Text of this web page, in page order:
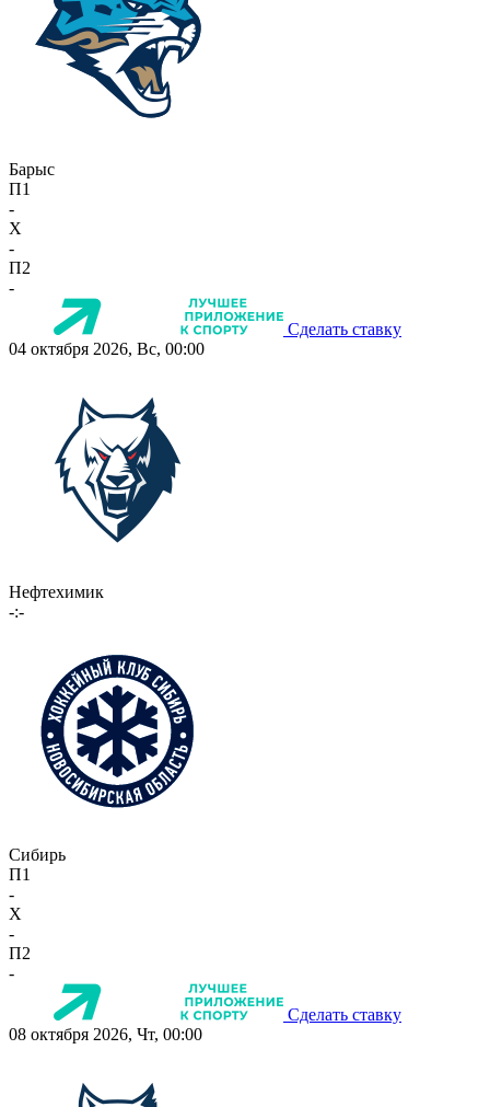
Барыс
П1
-
X
-
П2
-
Сделать ставку
04 октября 2026, Вс, 00:00
Нефтехимик
-:-
Сибирь
П1
-
X
-
П2
-
Сделать ставку
08 октября 2026, Чт, 00:00